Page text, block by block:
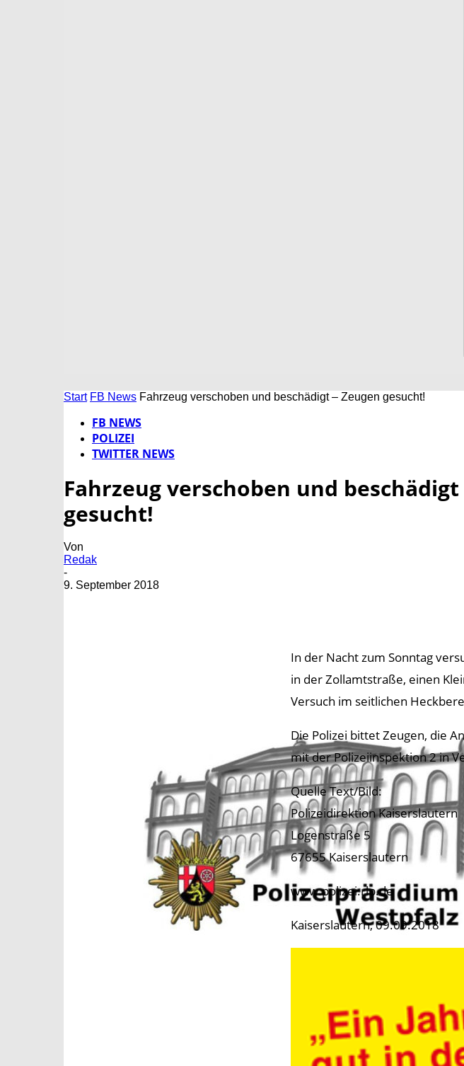
Start FB News Fahrzeug verschoben und beschädigt – Zeugen gesucht!
FB NEWS
POLIZEI
TWITTER NEWS
Fahrzeug verschoben und beschädigt
gesucht!
Von
Redak
-
9. September 2018
In der Nacht zum Sonntag
in der Zollamtstraße, einen
Versuch im seitlichen
Die Polizei bittet Zeugen, die
mit der Polizeiinspektion 2 in
Quelle Text/Bild:
Polizeidirektion Kaiserslautern
Logenstraße 5
67655 Kaiserslautern
www.polizei.rlp.de
Kaiserslautern, 09.09.2018